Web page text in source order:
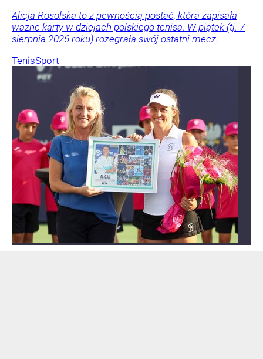
Alicja Rosolska to z pewnością postać, która zapisała
ważne karty w dziejach polskiego tenisa. W piątek (tj. 7
sierpnia 2026 roku) rozegrała swój ostatni mecz.
TenisSport